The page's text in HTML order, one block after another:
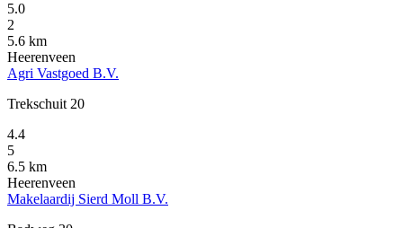
5.0
2
5.6 km
Heerenveen
Agri Vastgoed B.V.
Trekschuit 20
4.4
5
6.5 km
Heerenveen
Makelaardij Sierd Moll B.V.